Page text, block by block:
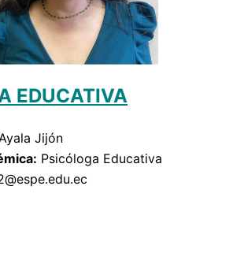
EDUCATIVA
Jijón
Psicóloga Educativa
@espe.edu.ec